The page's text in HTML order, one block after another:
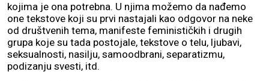
kojima je ona potrebna. U njima možemo da nađemo
one tekstove koji su prvi nastajali kao odgovor na neke
od društvenih tema, manifeste feminističkih i drugih
grupa koje su tada postojale, tekstove o telu, ljubavi,
seksualnosti, nasilju, samoodbrani, separatizmu,
podizanju svesti, itd.